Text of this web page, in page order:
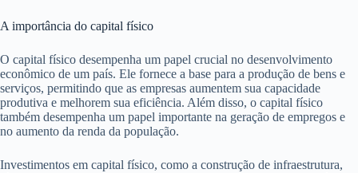
A importância do capital físico
O capital físico desempenha um papel crucial no desenvolvimento
econômico de um país. Ele fornece a base para a produção de bens e
serviços, permitindo que as empresas aumentem sua capacidade
produtiva e melhorem sua eficiência. Além disso, o capital físico
também desempenha um papel importante na geração de empregos e
no aumento da renda da população.
Investimentos em capital físico, como a construção de infraestrutura,